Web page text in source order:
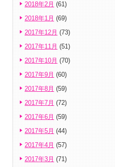
2018年2月 (61)
2018年1月 (69)
2017年12月 (73)
2017年11月 (51)
2017年10月 (70)
2017年9月 (60)
2017年8月 (59)
2017年7月 (72)
2017年6月 (59)
2017年5月 (44)
2017年4月 (57)
2017年3月 (71)